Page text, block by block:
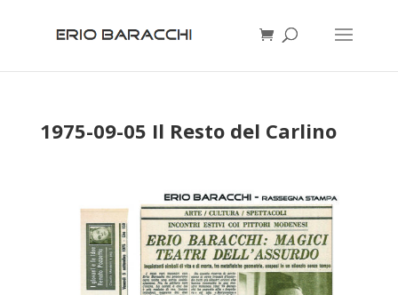
1975-09-05 Il Resto del Carlino